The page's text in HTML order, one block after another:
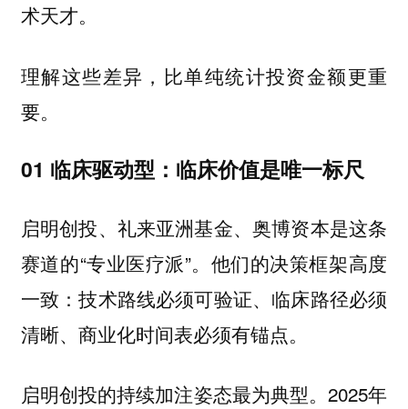
术天才。
理解这些差异，比单纯统计投资金额更重
要。
01 临床驱动型：临床价值是唯一标尺
启明创投、礼来亚洲基金、奥博资本是这条
赛道的“专业医疗派”。他们的决策框架高度
一致：技术路线必须可验证、临床路径必须
清晰、商业化时间表必须有锚点。
启明创投的持续加注姿态最为典型。2025年